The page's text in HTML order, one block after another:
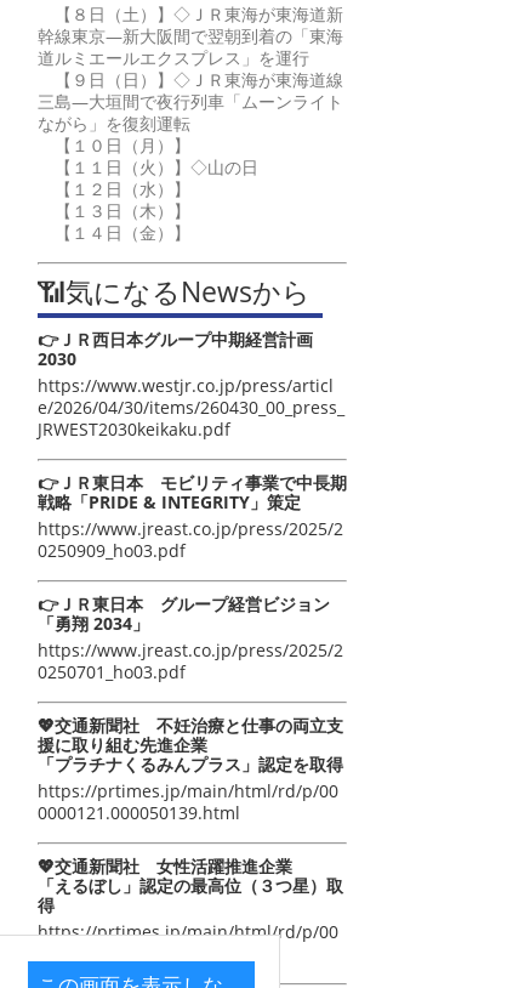
【８日（土）】◇ＪＲ東海が東海道新
幹線東京―新大阪間で翌朝到着の「東海
道ルミエールエクスプレス」を運行
【９日（日）】◇ＪＲ東海が東海道線
三島―大垣間で夜行列車「ムーンライト
ながら」を復刻運転
【１０日（月）】
【１１日（火）】◇山の日
【１２日（水）】
【１３日（木）】
【１４日（金）】
📶気になるNewsから
👉ＪＲ西日本グループ中期経営計画
2030
https://www.westjr.co.jp/press/articl
e/2026/04/30/items/260430_00_press_
JRWEST2030keikaku.pdf
👉ＪＲ東日本 モビリティ事業で中長期
戦略「PRIDE & INTEGRITY」策定
https://www.jreast.co.jp/press/2025/2
0250909_ho03.pdf
👉ＪＲ東日本 グループ経営ビジョン
「勇翔 2034」
https://www.jreast.co.jp/press/2025/2
0250701_ho03.pdf
💖交通新聞社 不妊治療と仕事の両立支
援に取り組む先進企業
「プラチナくるみんプラス」認定を取得
https://prtimes.jp/main/html/rd/p/00
0000121.000050139.html
💖交通新聞社 女性活躍推進企業
「えるぼし」認定の最高位（３つ星）取
得
https://prtimes.jp/main/html/rd/p/00